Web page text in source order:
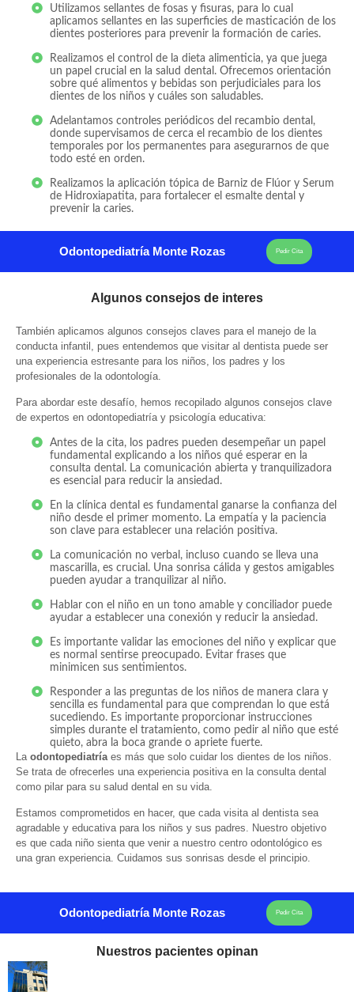
Utilizamos sellantes de fosas y fisuras, para lo cual
aplicamos sellantes en las superficies de masticación de los
dientes posteriores para prevenir la formación de caries.
Realizamos el control de la dieta alimenticia, ya que juega
un papel crucial en la salud dental. Ofrecemos orientación
sobre qué alimentos y bebidas son perjudiciales para los
dientes de los niños y cuáles son saludables.
Adelantamos controles periódicos del recambio dental,
donde supervisamos de cerca el recambio de los dientes
temporales por los permanentes para asegurarnos de que
todo esté en orden.
Realizamos la aplicación tópica de Barniz de Flúor y Serum
de Hidroxiapatita, para fortalecer el esmalte dental y
prevenir la caries.
Odontopediatría Monte Rozas Pedir Cita
Algunos consejos de interes
También aplicamos algunos consejos claves para el manejo de la
conducta infantil, pues entendemos que visitar al dentista puede ser
una experiencia estresante para los niños, los padres y los
profesionales de la odontología.
Para abordar este desafío, hemos recopilado algunos consejos clave
de expertos en odontopediatría y psicología educativa:
Antes de la cita, los padres pueden desempeñar un papel
fundamental explicando a los niños qué esperar en la
consulta dental. La comunicación abierta y tranquilizadora
es esencial para reducir la ansiedad.
En la clínica dental es fundamental ganarse la confianza del
niño desde el primer momento. La empatía y la paciencia
son clave para establecer una relación positiva.
La comunicación no verbal, incluso cuando se lleva una
mascarilla, es crucial. Una sonrisa cálida y gestos amigables
pueden ayudar a tranquilizar al niño.
Hablar con el niño en un tono amable y conciliador puede
ayudar a establecer una conexión y reducir la ansiedad.
Es importante validar las emociones del niño y explicar que
es normal sentirse preocupado. Evitar frases que
minimicen sus sentimientos.
Responder a las preguntas de los niños de manera clara y
sencilla es fundamental para que comprendan lo que está
sucediendo. Es importante proporcionar instrucciones
simples durante el tratamiento, como pedir al niño que esté
quieto, abra la boca grande o apriete fuerte.
La odontopediatría es más que solo cuidar los dientes de los niños.
Se trata de ofrecerles una experiencia positiva en la consulta dental
como pilar para su salud dental en su vida.
Estamos comprometidos en hacer, que cada visita al dentista sea
agradable y educativa para los niños y sus padres. Nuestro objetivo
es que cada niño sienta que venir a nuestro centro odontológico es
una gran experiencia. Cuidamos sus sonrisas desde el principio.
Odontopediatría Monte Rozas Pedir Cita
Nuestros pacientes opinan